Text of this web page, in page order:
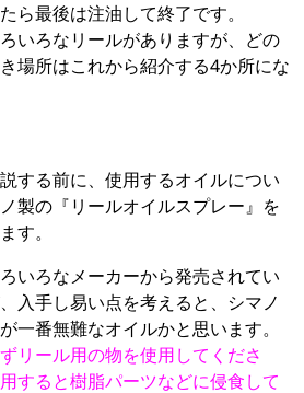
ら最後は注油して終了です。
いろなリールがありますが、どの
場所はこれから紹介する4か所にな
する前に、使用するオイルについ
製の『リールオイルスプレー』を
す。
いろなメーカーから発売されてい
入手し易い点を考えると、シマノ
一番無難なオイルかと思います。
リール用の物を使用してくださ
すると樹脂パーツなどに侵食して